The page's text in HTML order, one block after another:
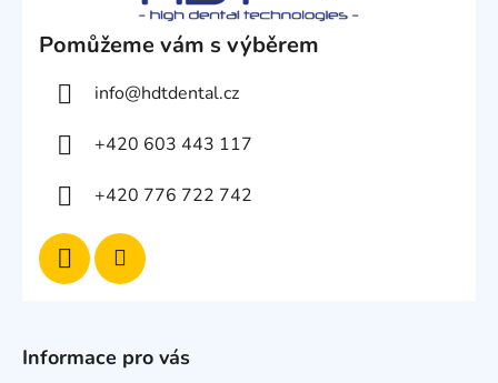
Pomůžeme vám s výběrem
info@hdtdental.cz
+420 603 443 117
+420 776 722 742
Informace pro vás